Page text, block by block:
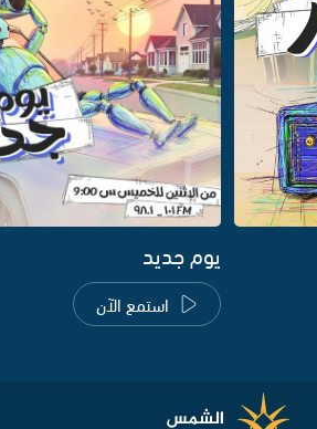
يوم جديد
استمع الآن